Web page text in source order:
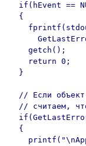
if(hEvent ==
  {
    getch();
    return 0;
  }
// Если
// считаем,
  {